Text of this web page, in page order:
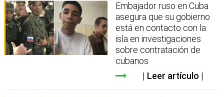
Embajador ruso en Cuba
asegura que su gobierno
está en contacto con la
isla en investigaciones
sobre contratación de
cubanos
Leer artículo